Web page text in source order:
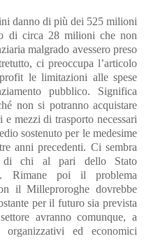
danno di più dei 525 milioni
di circa 28 milioni che non
malgrado avessero preso
ci preoccupa l’articolo
le limitazioni alle spese
pubblico. Significa
non si potranno acquistare
mezzi di trasporto necessari
sostenuto per le medesime
anni precedenti. Ci sembra
di chi al pari dello Stato
Rimane poi il problema
il Milleproroghe dovrebbe
per il futuro sia prevista
avranno comunque, a
ed economici